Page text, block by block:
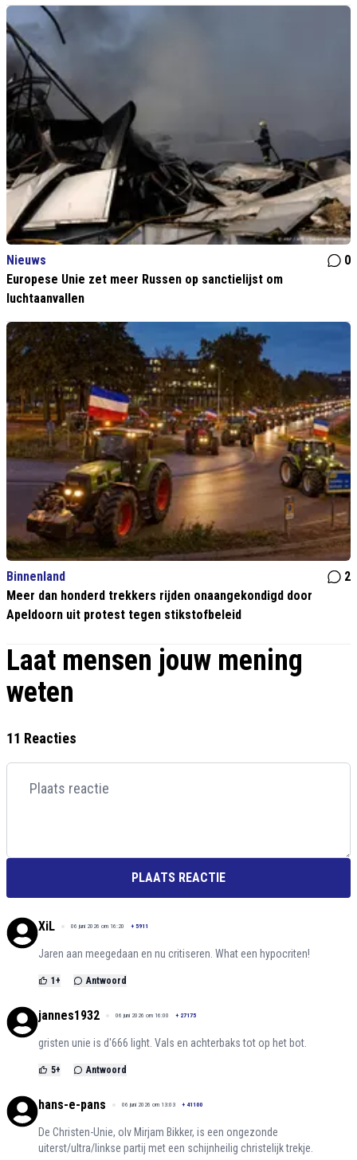
Nieuws
0
Europese Unie zet meer Russen op sanctielijst om
luchtaanvallen
Binnenland
2
Meer dan honderd trekkers rijden onaangekondigd door
Apeldoorn uit protest tegen stikstofbeleid
Laat mensen jouw mening
weten
11 Reacties
PLAATS REACTIE
XiL 06 juni 2026 om 16:20 + 5911
Jaren aan meegedaan en nu critiseren. What een hypocriten!
1 + Antwoord
jannes1932 06 juni 2026 om 16:00 + 27175
gristen unie is d'666 light. Vals en achterbaks tot op het bot.
5+ Antwoord
hans-e-pans 06 juni 2026 om 13:03 + 41100
De Christen-Unie, olv Mirjam Bikker, is een ongezonde
uiterst/ultra/linkse partij met een schijnheilig christelijk trekje.